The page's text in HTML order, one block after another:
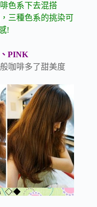
色系下去混搭
三種色系的挑染可
!
PINK
咖啡多了甜美度